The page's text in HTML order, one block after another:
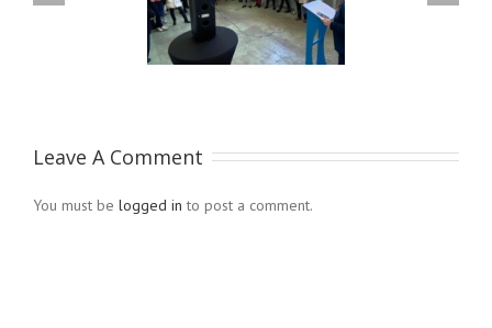
Communiqué de presse
#LesGestesDeNosMetiers
Leave A Comment
You must be logged in to post a comment.